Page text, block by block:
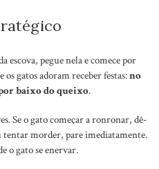
escova, pegue nela e comece por
gatos adoram receber festas:no
baixo do queixo.
Se o gato começar a ronronar, dê-
tentar morder, pare imediatamente.
o gato se enervar.